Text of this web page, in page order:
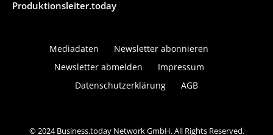
Produktionsleiter.today
Mediadaten
Newsletter abonnieren
Newsletter abmelden
Impressum
Datenschutzerklärung
AGB
© 2024 Business.today Network GmbH. All Rights Reserved.